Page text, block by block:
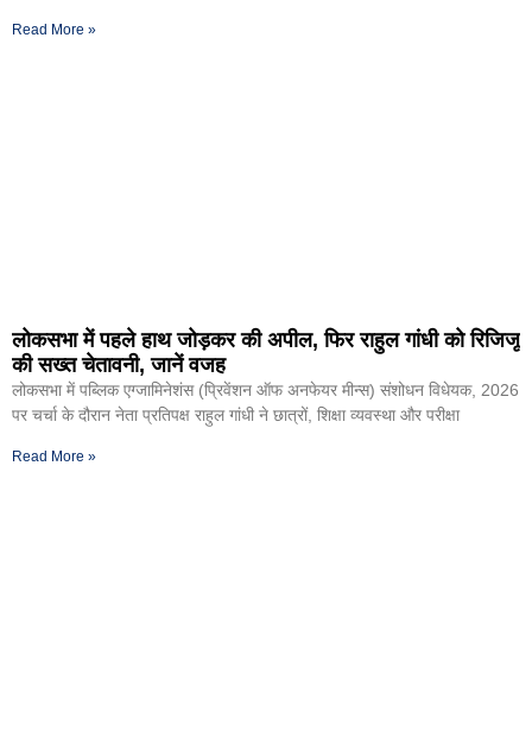
Read More »
लोकसभा में पहले हाथ जोड़कर की अपील, फिर राहुल गांधी को रिजिजू
की सख्त चेतावनी, जानें वजह
लोकसभा में पब्लिक एग्जामिनेशंस (प्रिवेंशन ऑफ अनफेयर मीन्स) संशोधन विधेयक, 2026
पर चर्चा के दौरान नेता प्रतिपक्ष राहुल गांधी ने छात्रों, शिक्षा व्यवस्था और परीक्षा
Read More »